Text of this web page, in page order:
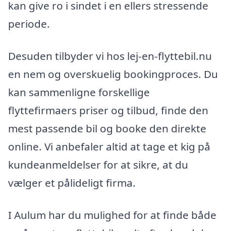
kan give ro i sindet i en ellers stressende
periode.
Desuden tilbyder vi hos lej-en-flyttebil.nu
en nem og overskuelig bookingproces. Du
kan sammenligne forskellige
flyttefirmaers priser og tilbud, finde den
mest passende bil og booke den direkte
online. Vi anbefaler altid at tage et kig på
kundeanmeldelser for at sikre, at du
vælger et pålideligt firma.
I Aulum har du mulighed for at finde både